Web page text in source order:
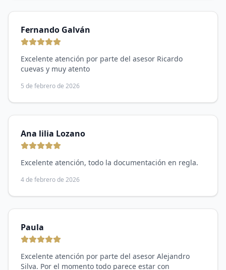
Fernando Galván
Excelente atención por parte del asesor Ricardo
cuevas y muy atento
5 de febrero de 2026
Ana lilia Lozano
Excelente atención, todo la documentación en regla.
4 de febrero de 2026
Paula
Excelente atención por parte del asesor Alejandro
Silva. Por el momento todo parece estar con